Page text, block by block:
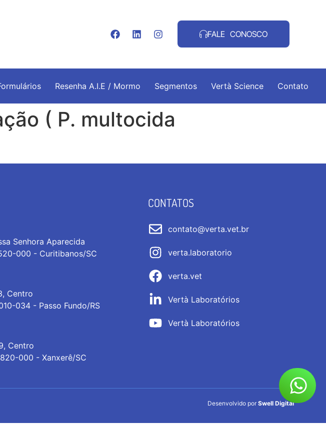
FALE CONOSCO
Resenha A.I.E / Mormo Segmentos Vertà Science Contato
( P. multocida
Senhora Aparecida
000 - Curitibanos/SC
Centro
034 - Passo Fundo/RS
Centro
000 - Xanxerê/SC
CONTATOS
contato@verta.vet.br
verta.laboratorio
verta.vet
Vertà Laboratórios
Vertà Laboratórios
Desenvolvido por Swell Digital